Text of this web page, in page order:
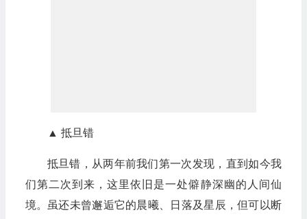
▲ 抵旦错
抵旦错，从两年前我们第一次发现，直到如今我
们第二次到来，这里依旧是一处僻静深幽的人间仙
境。虽还未曾邂逅它的晨曦、日落及星辰，但可以断